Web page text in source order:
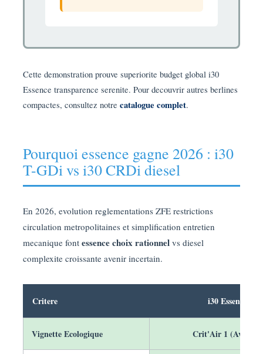
Cette demonstration prouve superiorite budget global i30
Essence transparence serenite. Pour decouvrir autres berlines
compactes, consultez notre catalogue complet.
Pourquoi essence gagne 2026 : i30
T-GDi vs i30 CRDi diesel
En 2026, evolution reglementations ZFE restrictions
circulation metropolitaines et simplification entretien
mecanique font essence choix rationnel vs diesel
complexite croissante avenir incertain.
Critere i30 Essence T-
Vignette Ecologique Crit'Air 1 (Avenir